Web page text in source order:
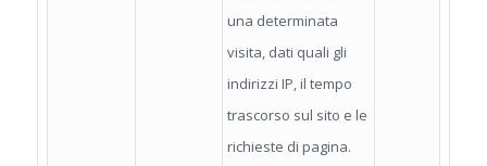
una determinata
visita, dati quali gli
indirizzi IP, il tempo
trascorso sul sito e le
richieste di pagina.